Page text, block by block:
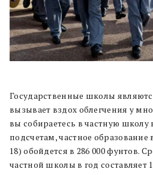
Государственные школы
вызывает вздох облегчения у
вы собираетесь в частную школу
подсчетам, частное образование
18) обойдется в 286 000 фунтов.
частной школы в год составляет